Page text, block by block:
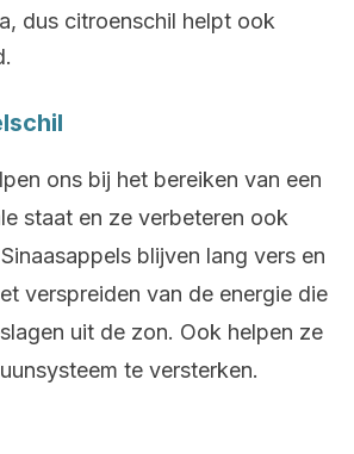
dus citroenschil helpt ook
ons bij het bereiken van een
staat en ze verbeteren ook
blijven lang vers en
verspreiden van de energie die
uit de zon. Ook helpen ze
te versterken.